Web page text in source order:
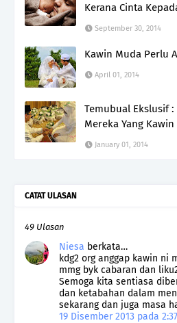
Kerana Cinta
September 30, 2014
Kawin Muda Perlu
April 01, 2014
Temubual Ekslusif
Mereka Yang
January 01, 2014
CATAT ULASAN
49 Ulasan
Niesa berkata…
kdg2 org anggap kawin ni
mmg byk cabaran dan
Semoga kita sentiasa
dan ketabahan dalam
sekarang dan juga masa
19 Disember 2013 pada 2:37